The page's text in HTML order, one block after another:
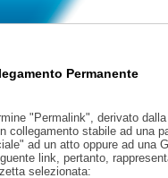
Permanente
"Permalink", derivato
collegamento stabile ad una
ad un atto oppure ad una
link, pertanto,
selezionata: